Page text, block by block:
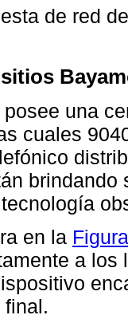
de red
una
cuales
en la
a